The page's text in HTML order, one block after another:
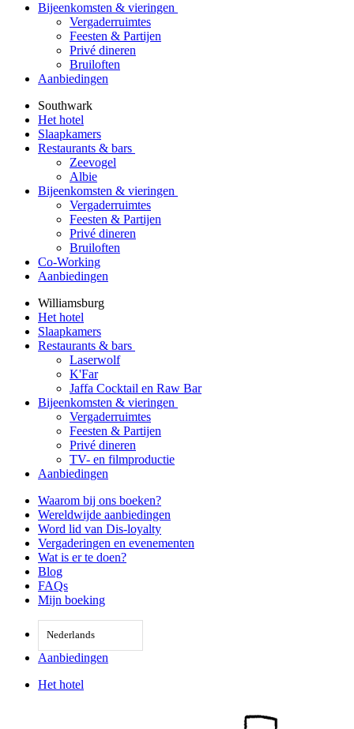
Bijeenkomsten & vieringen
Vergaderruimtes
Feesten & Partijen
Privé dineren
Bruiloften
Aanbiedingen
Southwark
Het hotel
Slaapkamers
Restaurants & bars
Zeevogel
Albie
Bijeenkomsten & vieringen
Vergaderruimtes
Feesten & Partijen
Privé dineren
Bruiloften
Co-Working
Aanbiedingen
Williamsburg
Het hotel
Slaapkamers
Restaurants & bars
Laserwolf
K'Far
Jaffa Cocktail en Raw Bar
Bijeenkomsten & vieringen
Vergaderruimtes
Feesten & Partijen
Privé dineren
TV- en filmproductie
Aanbiedingen
Waarom bij ons boeken?
Wereldwijde aanbiedingen
Word lid van Dis-loyalty
Vergaderingen en evenementen
Wat is er te doen?
Blog
FAQs
Mijn boeking
Nederlands
Aanbiedingen
Het hotel